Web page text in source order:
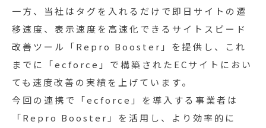
一方、当社はタグを入れるだけで即日サイトの遷
移速度、表示速度を高速化できるサイトスピード
改善ツール「Repro Booster」を提供し、これ
までに「ecforce」で構築されたECサイトにおい
ても速度改善の実績を上げています。
今回の連携で「ecforce」を導入する事業者は
「Repro Booster」を活用し、より効率的に